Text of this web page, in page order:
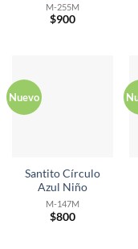
M-255M
$900
Nuevo
Santito Círculo
Azul Niño
M-147M
$800